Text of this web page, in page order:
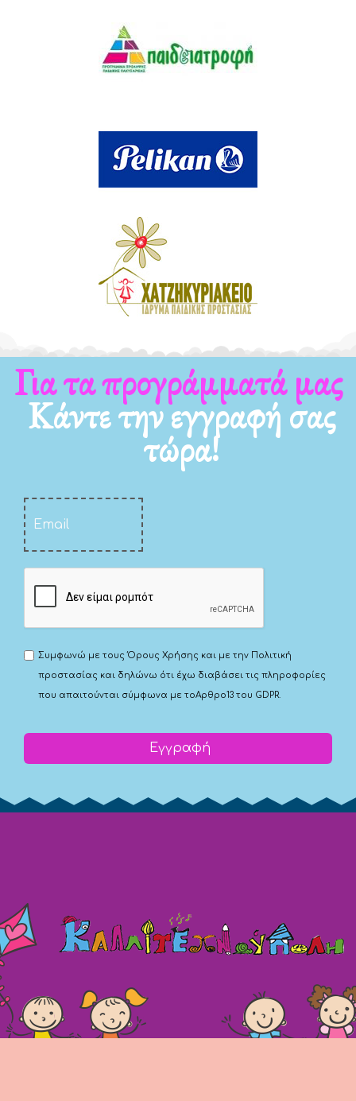
Για τα νέα μας
Κάντε την εγγραφή σας
τώρα!
Συμφωνώ με τουςΌρους Χρήσης και με την Πολιτική
προστασίας και δηλώνω ότι έχω διαβάσει τις πληροφορίες
που απαιτούνται σύμφωνα με τοΑρθρο13 του GDPR.
Εγγραφή